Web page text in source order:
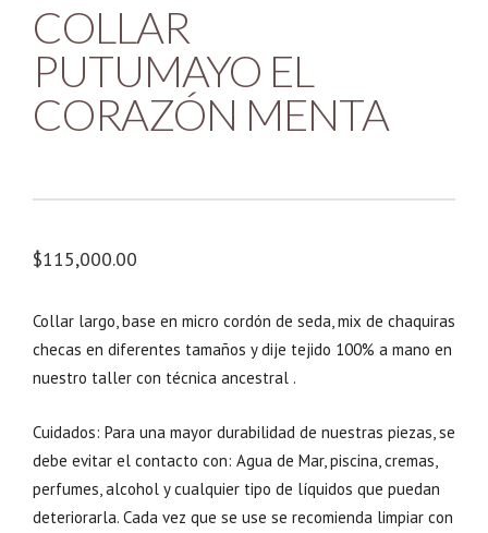
COLLAR
PUTUMAYO EL
CORAZÓN MENTA
$115,000.00
Collar largo, base en micro cordón de seda, mix de chaquiras
checas en diferentes tamaños y dije tejido 100% a mano en
nuestro taller con técnica ancestral .
Cuidados: Para una mayor durabilidad de nuestras piezas, se
debe evitar el contacto con: Agua de Mar, piscina, cremas,
perfumes, alcohol y cualquier tipo de líquidos que puedan
deteriorarla. Cada vez que se use se recomienda limpiar con